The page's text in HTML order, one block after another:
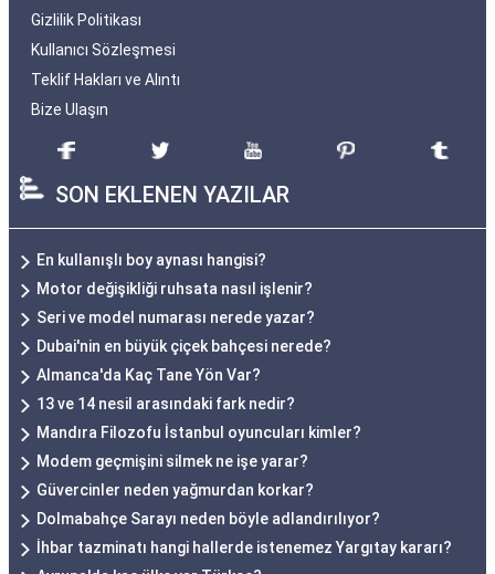
Gizlilik Politikası
Kullanıcı Sözleşmesi
Teklif Hakları ve Alıntı
Bize Ulaşın
SON EKLENEN YAZILAR
En kullanışlı boy aynası hangisi?
Motor değişikliği ruhsata nasıl işlenir?
Seri ve model numarası nerede yazar?
Dubai'nin en büyük çiçek bahçesi nerede?
Almanca'da Kaç Tane Yön Var?
13 ve 14 nesil arasındaki fark nedir?
Mandıra Filozofu İstanbul oyuncuları kimler?
Modem geçmişini silmek ne işe yarar?
Güvercinler neden yağmurdan korkar?
Dolmabahçe Sarayı neden böyle adlandırılıyor?
İhbar tazminatı hangi hallerde istenemez Yargıtay kararı?